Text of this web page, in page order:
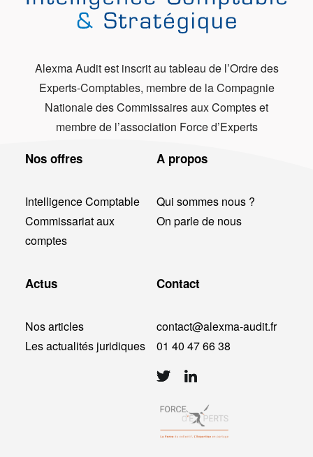
Alexma Audit est inscrit au tableau de l’Ordre des
Experts-Comptables, membre de la Compagnie
Nationale des Commissaires aux Comptes et
membre de l’association Force d’Experts
Nos offres
Intelligence Comptable
Commissariat aux
comptes
A propos
Qui sommes nous ?
On parle de nous
Actus
Nos articles
Les actualités juridiques
Contact
contact@alexma-audit.fr
01 40 47 66 38